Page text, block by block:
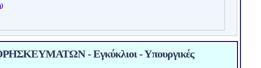
- Εγκύκλιοι - Υπουργικές